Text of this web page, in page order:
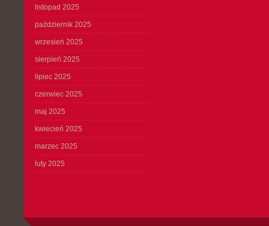
listopad 2025
październik 2025
wrzesień 2025
sierpień 2025
lipiec 2025
czerwiec 2025
maj 2025
kwiecień 2025
marzec 2025
luty 2025